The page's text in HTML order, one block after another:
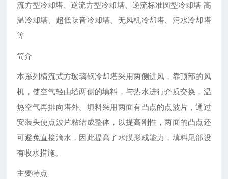
流方型冷却塔、逆流方型冷却塔、逆流标准圆型冷却塔 高
温冷却塔、超低噪音冷却塔、无风机冷却塔、污水冷却塔
等
简介
本系列横流式方玻璃钢冷却塔采用两侧进风，靠顶部的风
机，使空气轻由塔两侧的填料，与热水进行介质交换，温
热空气再排向塔外。填料采用两面有凸点的点波片，通过
安装头使点波片粘结成整体，以提高刚性，两面的凸点还
可避免直接滴水，因此提高了水膜形成能力，填料尾部设
有收水措施。
主要特点